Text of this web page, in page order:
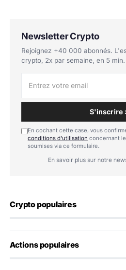
Newsletter Crypto
Rejoignez +40 000 abonnés.
crypto, 2x par semaine, en 5 min.
S'inscrire
En cochant cette case, vous
conditions d'utilisation concernant
soumises via ce formulaire.
En savoir plus sur notre
Crypto populaires
Actions populaires